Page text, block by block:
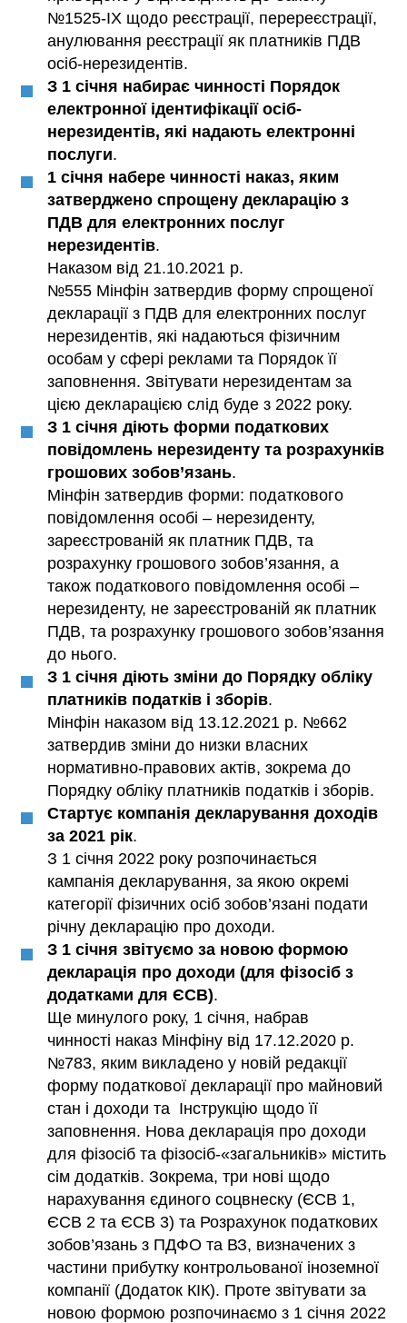
№1525-IX щодо реєстрації, перереєстрації,
анулювання реєстрації як платників ПДВ
осіб-нерезидентів.
З 1 січня набирає чинності Порядок
електронної ідентифікації осіб-
нерезидентів, які надають електронні
послуги.
1 січня набере чинності наказ, яким
затверджено спрощену декларацію з
ПДВ для електронних послуг
нерезидентів.
Наказом від 21.10.2021 р.
№555 Мінфін затвердив форму спрощеної
декларації з ПДВ для електронних послуг
нерезидентів, які надаються фізичним
особам у сфері реклами та Порядок її
заповнення. Звітувати нерезидентам за
цією декларацією слід буде з 2022 року.
З 1 січня діють форми податкових
повідомлень нерезиденту та розрахунків
грошових зобов’язань.
Мінфін затвердив форми: податкового
повідомлення особі – нерезиденту,
зареєстрованій як платник ПДВ, та
розрахунку грошового зобов’язання, а
також податкового повідомлення особі –
нерезиденту, не зареєстрованій як платник
ПДВ, та розрахунку грошового зобов’язання
до нього.
З 1 січня діють зміни до Порядку обліку
платників податків і зборів.
Мінфін наказом від 13.12.2021 р. №662
затвердив зміни до низки власних
нормативно-правових актів, зокрема до
Порядку обліку платників податків і зборів.
Стартує компанія декларування доходів
за 2021 рік.
З 1 січня 2022 року розпочинається
кампанія декларування, за якою окремі
категорії фізичних осіб зобов’язані подати
річну декларацію про доходи.
З 1 січня звітуємо за новою формою
декларація про доходи (для фізосіб з
додатками для ЄСВ).
Ще минулого року, 1 січня, набрав
чинності наказ Мінфіну від 17.12.2020 р.
№783, яким викладено у новій редакції
форму податкової декларації про майновий
стан і доходи та Інструкцію щодо її
заповнення. Нова декларація про доходи
для фізосіб та фізосіб-«загальників» містить
сім додатків. Зокрема, три нові щодо
нарахування єдиного соцвнеску (ЄСВ 1,
ЄСВ 2 та ЄСВ 3) та Розрахунок податкових
зобов’язань з ПДФО та ВЗ, визначених з
частини прибутку контрольованої іноземної
компанії (Додаток КІК). Проте звітувати за
новою формою розпочинаємо з 1 січня 2022